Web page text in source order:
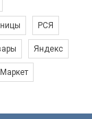
РСЯ
Яндекс